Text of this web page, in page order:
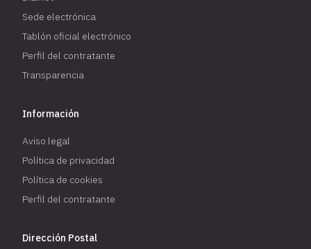
Sede electrónica
Tablón oficial electrónico
Perfil del contratante
Transparencia
Información
Aviso legal
Política de privacidad
Política de cookies
Perfil del contratante
Dirección Postal